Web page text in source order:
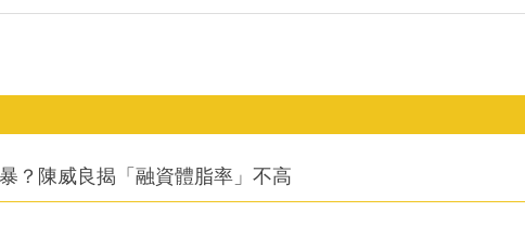
？陳威良揭「融資體脂率」不高